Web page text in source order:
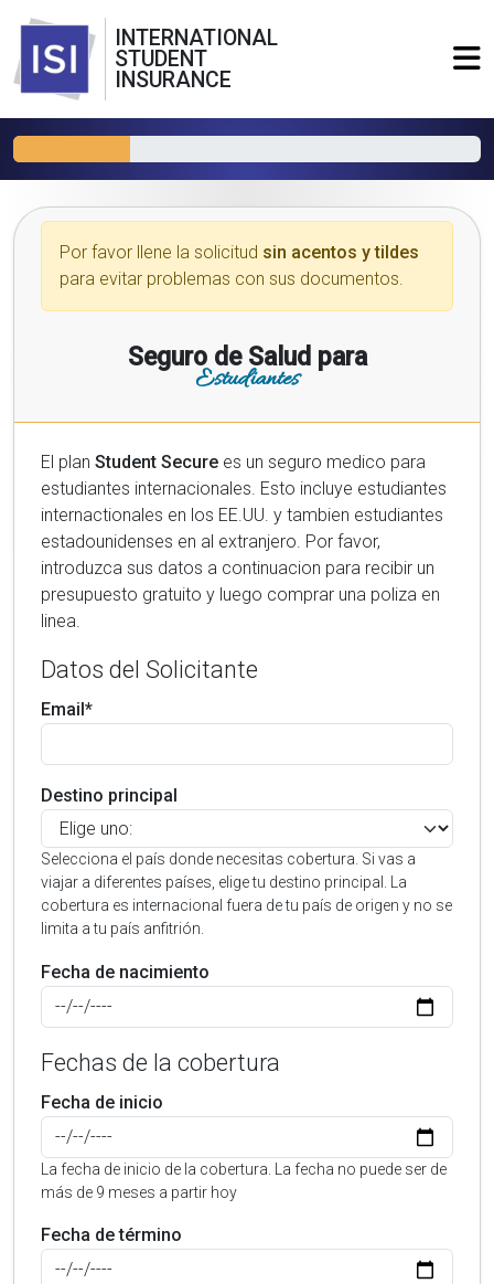
INTERNATIONAL
STUDENT
INSURANCE
Por favor llene la solicitud sin acentos y tildes
para evitar problemas con sus documentos.
Seguro de Salud para
Estudiantes
El plan Student Secure es un seguro medico para
estudiantes internacionales. Esto incluye estudiantes
internactionales en los EE.UU. y tambien estudiantes
estadounidenses en al extranjero. Por favor,
introduzca sus datos a continuacion para recibir un
presupuesto gratuito y luego comprar una poliza en
linea.
Datos del Solicitante
Email*
Destino principal
Selecciona el país donde necesitas cobertura. Si vas a
viajar a diferentes países, elige tu destino principal. La
cobertura es internacional fuera de tu país de origen y no se
limita a tu país anfitrión.
Fecha de nacimiento
Fechas de la cobertura
Fecha de inicio
La fecha de inicio de la cobertura. La fecha no puede ser de
más de 9 meses a partir hoy
Fecha de término